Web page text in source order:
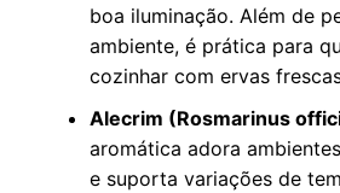
boa iluminação. Além de
ambiente, é prática para
cozinhar com ervas
Alecrim (Rosmarinus
aromática adora
e suporta variações de